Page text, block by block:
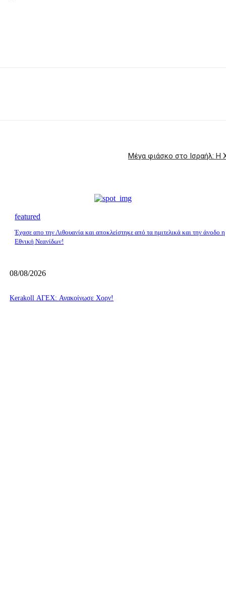
Μέγα φιάσκο στο Ισραήλ: Η
featured
Έχασε απο την Λιθουανία και αποκλείστηκε από τα ημιτελικά και την άνοδο η
Εθνική Νεανίδων!
08/08/2026
Kerakoll ΑΓΕΧ: Ανακοίνωσε Χορν!